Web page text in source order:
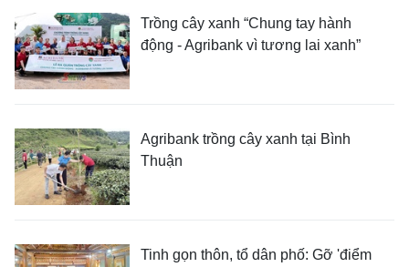
Trồng cây xanh “Chung tay hành
động - Agribank vì tương lai xanh”
Agribank trồng cây xanh tại Bình
Thuận
Tinh gọn thôn, tổ dân phố: Gỡ 'điểm